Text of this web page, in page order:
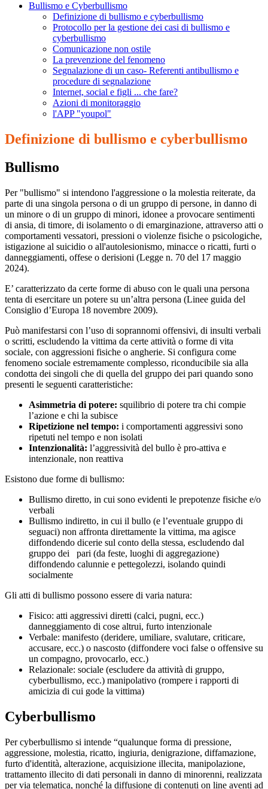
Bullismo e Cyberbullismo
Definizione di bullismo e cyberbullismo
Protocollo per la gestione dei casi di bullismo e
cyberbullismo
Comunicazione non ostile
La prevenzione del fenomeno
Segnalazione di un caso- Referenti antibullismo e
procedure di segnalazione
Internet, social e figli ... che fare?
Azioni di monitoraggio
l'APP "youpol"
Definizione di bullismo e cyberbullismo
Bullismo
Per "bullismo" si intendono l'aggressione o la molestia reiterate, da
parte di una singola persona o di un gruppo di persone, in danno di
un minore o di un gruppo di minori, idonee a provocare sentimenti
di ansia, di timore, di isolamento o di emarginazione, attraverso atti o
comportamenti vessatori, pressioni o violenze fisiche o psicologiche,
istigazione al suicidio o all'autolesionismo, minacce o ricatti, furti o
danneggiamenti, offese o derisioni (Legge n. 70 del 17 maggio
2024).
E’ caratterizzato da certe forme di abuso con le quali una persona
tenta di esercitare un potere su un’altra persona (Linee guida del
Consiglio d’Europa 18 novembre 2009).
Può manifestarsi con l’uso di soprannomi offensivi, di insulti verbali
o scritti, escludendo la vittima da certe attività o forme di vita
sociale, con aggressioni fisiche o angherie. Si configura come
fenomeno sociale estremamente complesso, riconducibile sia alla
condotta dei singoli che di quella del gruppo dei pari quando sono
presenti le seguenti caratteristiche:
Asimmetria di potere: squilibrio di potere tra chi compie
l’azione e chi la subisce
Ripetizione nel tempo: i comportamenti aggressivi sono
ripetuti nel tempo e non isolati
Intenzionalità: l’aggressività del bullo è pro-attiva e
intenzionale, non reattiva
Esistono due forme di bullismo:
Bullismo diretto, in cui sono evidenti le prepotenze fisiche e/o
verbali
Bullismo indiretto, in cui il bullo (e l’eventuale gruppo di
seguaci) non affronta direttamente la vittima, ma agisce
diffondendo dicerie sul conto della stessa, escludendo dal
gruppo dei pari (da feste, luoghi di aggregazione)
diffondendo calunnie e pettegolezzi, isolando quindi
socialmente
Gli atti di bullismo possono essere di varia natura:
Fisico: atti aggressivi diretti (calci, pugni, ecc.)
danneggiamento di cose altrui, furto intenzionale
Verbale: manifesto (deridere, umiliare, svalutare, criticare,
accusare, ecc.) o nascosto (diffondere voci false o offensive su
un compagno, provocarlo, ecc.)
Relazionale: sociale (escludere da attività di gruppo,
cyberbullismo, ecc.) manipolativo (rompere i rapporti di
amicizia di cui gode la vittima)
Cyberbullismo
Per cyberbullismo si intende “qualunque forma di pressione,
aggressione, molestia, ricatto, ingiuria, denigrazione, diffamazione,
furto d'identità, alterazione, acquisizione illecita, manipolazione,
trattamento illecito di dati personali in danno di minorenni, realizzata
per via telematica, nonché la diffusione di contenuti on line aventi ad